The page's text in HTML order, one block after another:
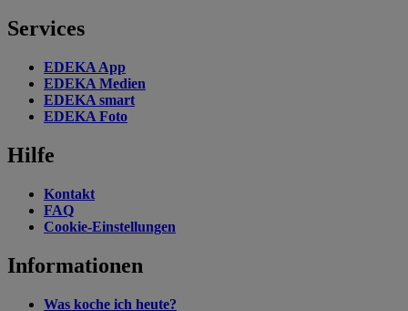
Services
EDEKA App
EDEKA Medien
EDEKA smart
EDEKA Foto
Hilfe
Kontakt
FAQ
Cookie-Einstellungen
Informationen
Was koche ich heute?